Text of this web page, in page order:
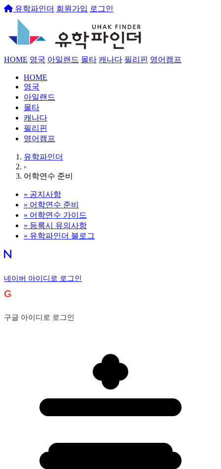
유학파인더 회원가입 로그인
HOME 영국 아일랜드 몰타 캐나다 필리핀 영어캠프
HOME
영국
아일랜드
몰타
캐나다
필리핀
영어캠프
유학파인더
›
어학연수 준비
» 공지사항
» 어학연수 준비
» 어학연수 가이드
» 등록시 유의사항
» 유학파인더 블로그
네이버 아이디로 로그인
G
구글 아이디로 로그인